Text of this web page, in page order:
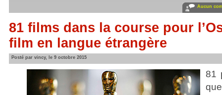
Aucun
81 films dans la course pour
film en langue étrangère
Posté par vincy, le 9 octobre 2015
81